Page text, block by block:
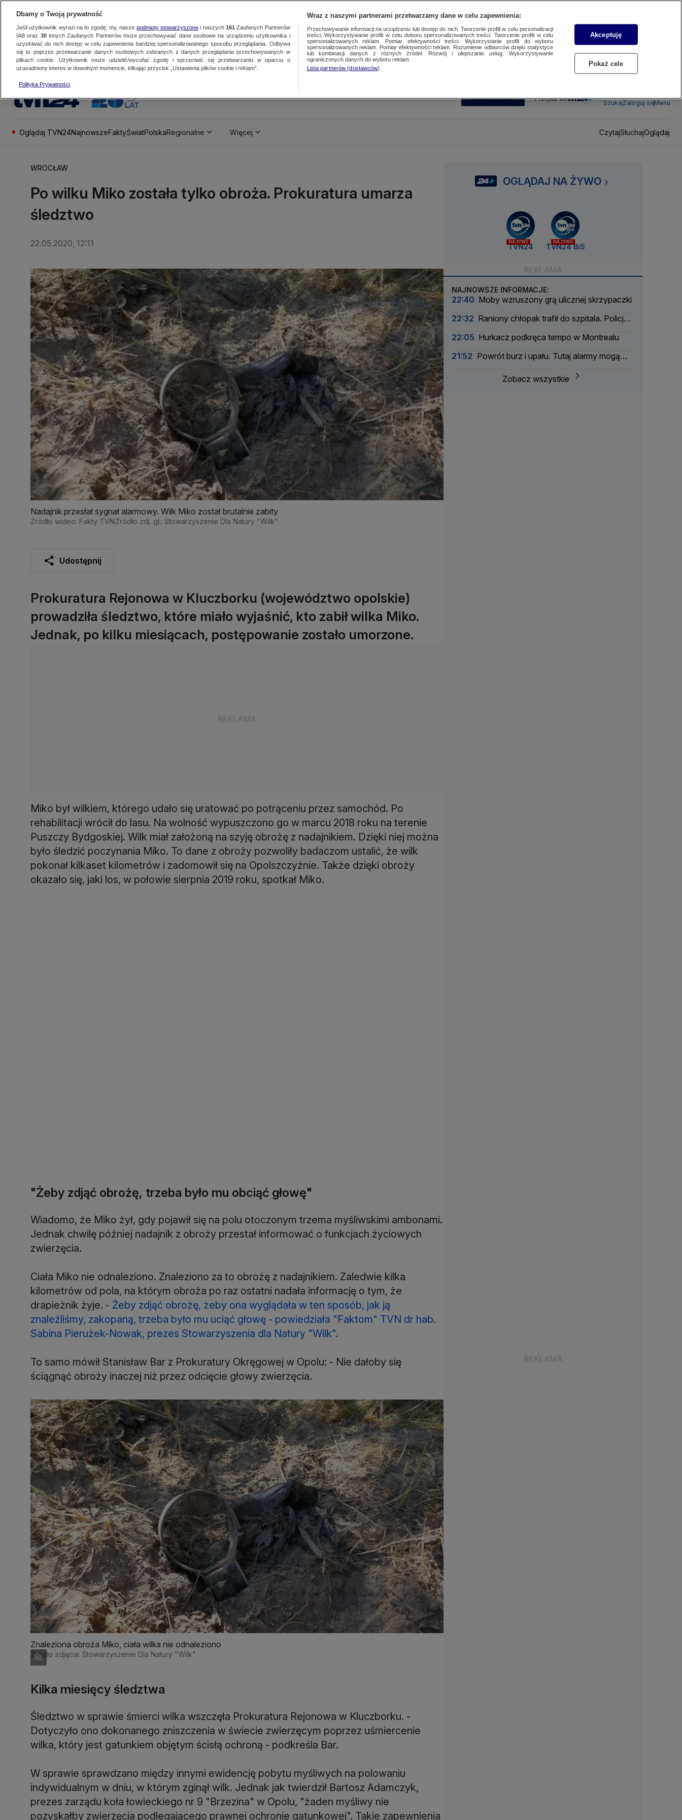
SUBSKRYBUJ Przejdź do
SzukajZaloguj sięMenu
Oglądaj TVN24NajnowszeFaktyŚwiatPolskaRegionalne Więcej CzytajSłuchajOglądaj
WROCŁAW
Po wilku Miko została tylko obroża. Prokuratura umarza
śledztwo
22.05.2020, 12:11
Nadajnik przesłał sygnał alarmowy. Wilk Miko został brutalnie zabity
Źródło wideo: Fakty TVNŹródło zdj. gł.: Stowarzyszenie Dla Natury "Wilk"
Udostępnij
Prokuratura Rejonowa w Kluczborku (województwo opolskie)
prowadziła śledztwo, które miało wyjaśnić, kto zabił wilka Miko.
Jednak, po kilku miesiącach, postępowanie zostało umorzone.
Miko był wilkiem, którego udało się uratować po potrąceniu przez samochód. Po
rehabilitacji wrócił do lasu. Na wolność wypuszczono go w marcu 2018 roku na terenie
Puszczy Bydgoskiej. Wilk miał założoną na szyję obrożę z nadajnikiem. Dzięki niej można
było śledzić poczynania Miko. To dane z obroży pozwoliły badaczom ustalić, że wilk
pokonał kilkaset kilometrów i zadomowił się na Opolszczyźnie. Także dzięki obroży
okazało się, jaki los, w połowie sierpnia 2019 roku, spotkał Miko.
"Żeby zdjąć obrożę, trzeba było mu obciąć głowę"
Wiadomo, że Miko żył, gdy pojawił się na polu otoczonym trzema myśliwskimi ambonami.
Jednak chwilę później nadajnik z obroży przestał informować o funkcjach życiowych
zwierzęcia.
Ciała Miko nie odnaleziono. Znaleziono za to obrożę z nadajnikiem. Zaledwie kilka
kilometrów od pola, na którym obroża po raz ostatni nadała informację o tym, że
drapieżnik żyje. - Żeby zdjąć obrożę, żeby ona wyglądała w ten sposób, jak ją
znaleźliśmy, zakopaną, trzeba było mu uciąć głowę - powiedziała "Faktom" TVN dr hab.
Sabina Pierużek-Nowak, prezes Stowarzyszenia dla Natury "Wilk".
To samo mówił Stanisław Bar z Prokuratury Okręgowej w Opolu: - Nie dałoby się
ściągnąć obroży inaczej niż przez odcięcie głowy zwierzęcia.
Znaleziona obroża Miko, ciała wilka nie odnaleziono
Źródło zdjęcia: Stowarzyszenie Dla Natury "Wilk"
Kilka miesięcy śledztwa
Śledztwo w sprawie śmierci wilka wszczęła Prokuratura Rejonowa w Kluczborku. -
Dotyczyło ono dokonanego zniszczenia w świecie zwierzęcym poprzez uśmiercenie
wilka, który jest gatunkiem objętym ścisłą ochroną - podkreśla Bar.
W sprawie sprawdzano między innymi ewidencję pobytu myśliwych na polowaniu
indywidualnym w dniu, w którym zginął wilk. Jednak jak twierdził Bartosz Adamczyk,
prezes zarządu koła łowieckiego nr 9 "Brzezina" w Opolu, "żaden myśliwy nie
pozyskałby zwierzęcia podlegającego prawnej ochronie gatunkowej". Takie zapewnienia
OGLĄDAJ NA ŻYWO
NA ŻYWO
TVN24
NA ŻYWO
TVN24 BiS
NAJNOWSZE INFORMACJE:
22:40 Moby wzruszony grą ulicznej skrzypaczki
22:32 Raniony chłopak trafił do szpitala. Policja
22:05 Hurkacz podkręca tempo w Montrealu
21:52 Powrót burz i upału. Tutaj alarmy mogą
Zobacz wszystkie
Dbamy o Twoją prywatność
Jeśli użytkownik wyrazi na to zgodę, my, nasze podmioty stowarzyszonei naszych 161 Zaufanych Partnerów
IAB oraz 30innych Zaufanych Partnerów może przechowywać dane osobowe na urządzeniu użytkownika i
uzyskiwać do nich dostęp w celu zapewnienia bardziej spersonalizowanego sposobu przeglądania. Odbywa
się to poprzez przetwarzanie danych osobowych zebranych z danych przeglądania przechowywanych w
plikach cookie. Użytkownik może udzielić/wycofać zgodę i sprzeciwić się przetwarzaniu w oparciu o
uzasadniony interes w dowolnym momencie, klikając przycisk „Ustawienia plików cookie i reklam”.
Polityka Prywatności
Wraz z naszymi partnerami przetwarzamy dane w celu zapewnienia:
Przechowywanie informacji na urządzeniu lub dostęp do nich. Tworzenie profili w celu personalizacji
treści. Wykorzystywanie profili w celu doboru spersonalizowanych treści. Tworzenie profili w celu
spersonalizowanych reklam. Pomiar efektywności treści. Wykorzystanie profili do wyboru
spersonalizowanych reklam. Pomiar efektywności reklam. Rozumienie odbiorców dzięki statystyce
lub kombinacji danych z różnych źródeł. Rozwój i ulepszanie usług. Wykorzystywanie
ograniczonych danych do wyboru reklam.
Lista partnerów (dostawców)
Akceptuję
Pokaż cele